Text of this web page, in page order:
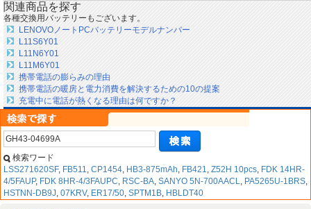
関連商品を探す
各種交換用バッテリーもございます。
LENOVOノートPCバッテリーモデルナンバー
L11S6Y01
L11N6Y01
L11M6Y01
携帯電話の膨らみの理由
携帯電話の暖房と電力消費を解決するための10の提案
充電中に電話が熱くなる理由は何ですか？
検索ワード
LSS271620SF, FB511, CP1454, HB3-875mAh, FB421, Z52H 10pcs, FDK 14HR-
4/5FAUP, FDK 8HR-4/3FAUPC, RSC-BA, SANYO 5N-700AACL, PA5265U-1BRS,
HSTNN-DB9J, 07KRV, ER17/50, SPTM1B, HBLDT40